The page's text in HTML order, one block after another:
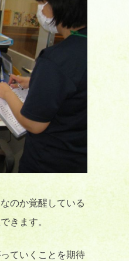
のか覚醒している
きます。
ていくことを期待